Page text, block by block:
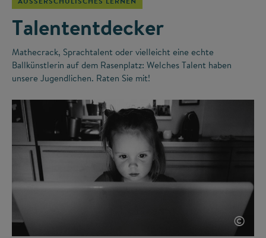
Talententdecker
Mathecrack, Sprachtalent oder vielleicht eine echte
Ballkünstlerin auf dem Rasenplatz: Welches Talent haben
unsere Jugendlichen. Raten Sie mit!
©